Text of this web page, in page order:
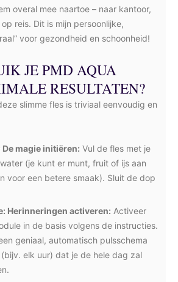
overal mee naartoe – naar kantoor,
reis. Dit is mijn persoonlijke,
voor gezondheid en schoonheid!
JE PMD AQUA
RESULTATEN?
slimme fles is triviaal eenvoudig en
De magie initiëren: Vul de fles met je
(je kunt er munt, fruit of ijs aan
voor een betere smaak). Sluit de dop
Herinneringen activeren: Activeer
in de basis volgens de instructies.
geniaal, automatisch pulsschema
elk uur) dat je de hele dag zal